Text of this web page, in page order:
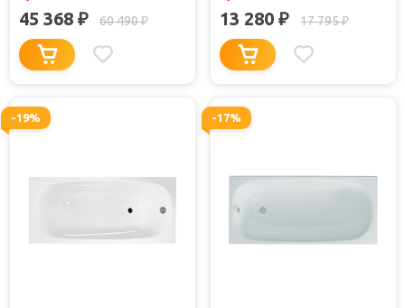
45 368 ₽ 60 490₽ 13 280 ₽ 17 795₽
-19% -17%